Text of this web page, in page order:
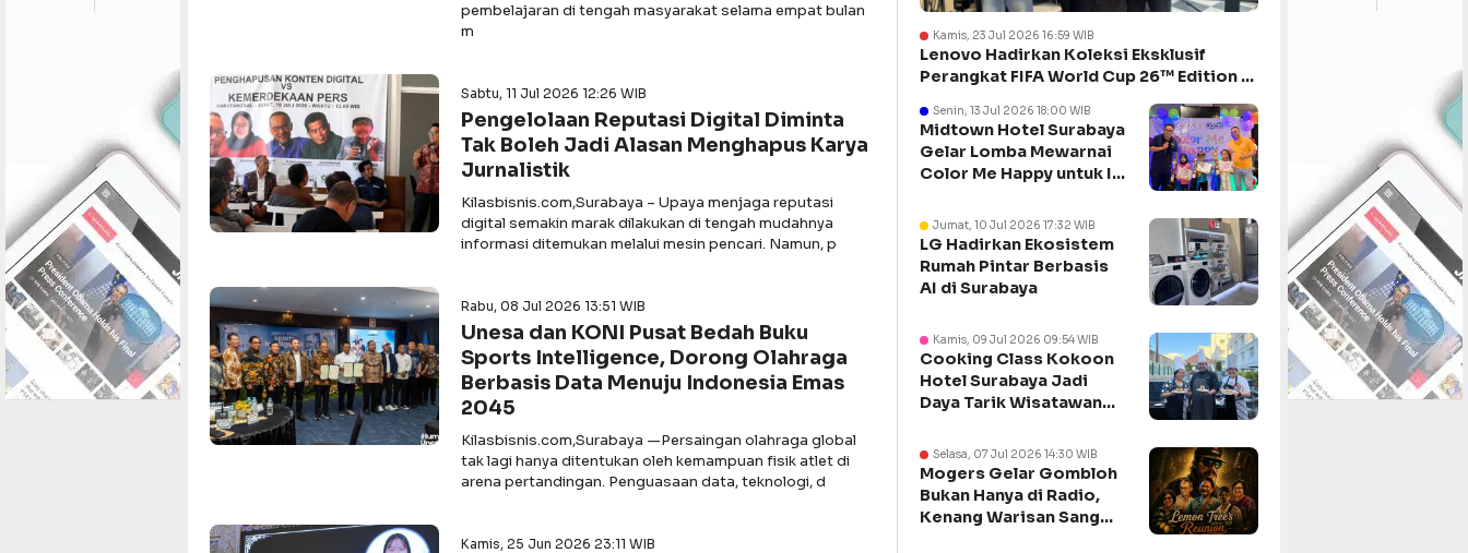
pembelajaran di tengah masyarakat selama empat bulan
m
Sabtu, 11 Jul 2026 12:26 WIB
Pengelolaan Reputasi Digital Diminta
Tak Boleh Jadi Alasan Menghapus Karya
Jurnalistik
Kilasbisnis.com,Surabaya – Upaya menjaga reputasi
digital semakin marak dilakukan di tengah mudahnya
informasi ditemukan melalui mesin pencari. Namun, p
Rabu, 08 Jul 2026 13:51 WIB
Unesa dan KONI Pusat Bedah Buku
Sports Intelligence, Dorong Olahraga
Berbasis Data Menuju Indonesia Emas
2045
Kilasbisnis.com,Surabaya —Persaingan olahraga global
tak lagi hanya ditentukan oleh kemampuan fisik atlet di
arena pertandingan. Penguasaan data, teknologi, d
Kamis, 25 Jun 2026 23:11 WIB
Kamis, 23 Jul 2026 16:59 WIB
Lenovo Hadirkan Koleksi Eksklusif
Perangkat FIFA World Cup 26™ Edition di
Senin, 13 Jul 2026 18:00 WIB
Midtown Hotel Surabaya
Gelar Lomba Mewarnai
Color Me Happy untuk Isi
Jumat, 10 Jul 2026 17:32 WIB
LG Hadirkan Ekosistem
Rumah Pintar Berbasis
AI di Surabaya
Kamis, 09 Jul 2026 09:54 WIB
Cooking Class Kokoon
Hotel Surabaya Jadi
Daya Tarik Wisatawan
Selasa, 07 Jul 2026 14:30 WIB
Mogers Gelar Gombloh
Bukan Hanya di Radio,
Kenang Warisan Sang